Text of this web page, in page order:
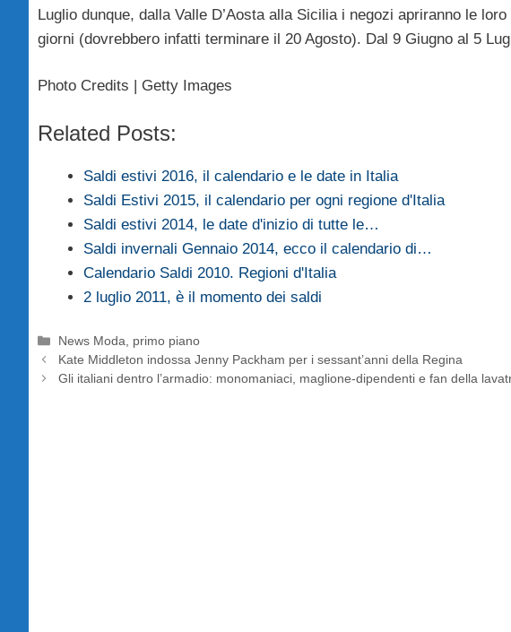
Luglio dunque, dalla Valle D’Aosta alla Sicilia i negozi apriranno le loro
giorni (dovrebbero infatti terminare il 20 Agosto). Dal 9 Giugno al 5
Photo Credits | Getty Images
Related Posts:
Saldi estivi 2016, il calendario e le date in Italia
Saldi Estivi 2015, il calendario per ogni regione d'Italia
Saldi estivi 2014, le date d'inizio di tutte le…
Saldi invernali Gennaio 2014, ecco il calendario di…
Calendario Saldi 2010. Regioni d'Italia
2 luglio 2011, è il momento dei saldi
Categorie
News Moda, primo piano
Kate Middleton indossa Jenny Packham per i sessant’anni della Regina
Gli italiani dentro l’armadio: monomaniaci, maglione-dipendenti e fan della